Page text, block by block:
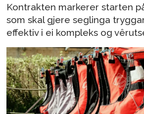
Kontrakten markerer starten
som skal gjere seglinga
effektiv i ei kompleks og